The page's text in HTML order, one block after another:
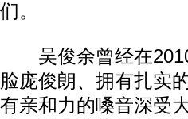
们。
吴俊余曾经在2010
脸庞俊朗、拥有扎实
有亲和力的嗓音深受